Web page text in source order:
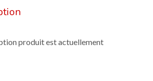
produit est actuellement